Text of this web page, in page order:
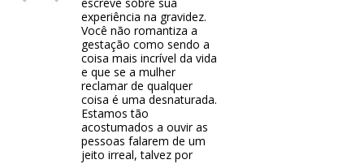
experiência na gravidez.
Você não romantiza a
gestação como sendo a
coisa mais incrível da vida
e que se a mulher
reclamar de qualquer
coisa é uma desnaturada.
Estamos tão
acostumados a ouvir as
pessoas falarem de um
jeito irreal, talvez por